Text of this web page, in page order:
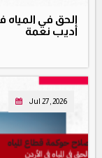
الحق في المياه
أديب نعمة
Jul 27, 2026